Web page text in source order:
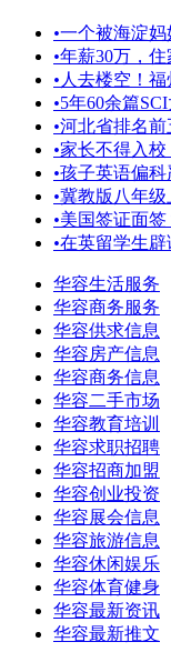
•一个被海淀
•年薪30万，
• 人去楼空！
•5年60余篇
•河北省排名
•家长不得入校
•孩子英语偏
•冀教版八年级
•美国签证面签
•在英留学生
华容生活服务
华容商务服务
华容供求信息
华容房产信息
华容商务信息
华容二手市场
华容教育培训
华容求职招聘
华容招商加盟
华容创业投资
华容展会信息
华容旅游信息
华容休闲娱乐
华容体育健身
华容最新资讯
华容最新推文